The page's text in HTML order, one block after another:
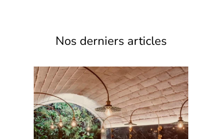
Nos derniers articles